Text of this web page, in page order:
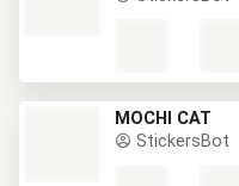
MOCHI CAT
StickersBot